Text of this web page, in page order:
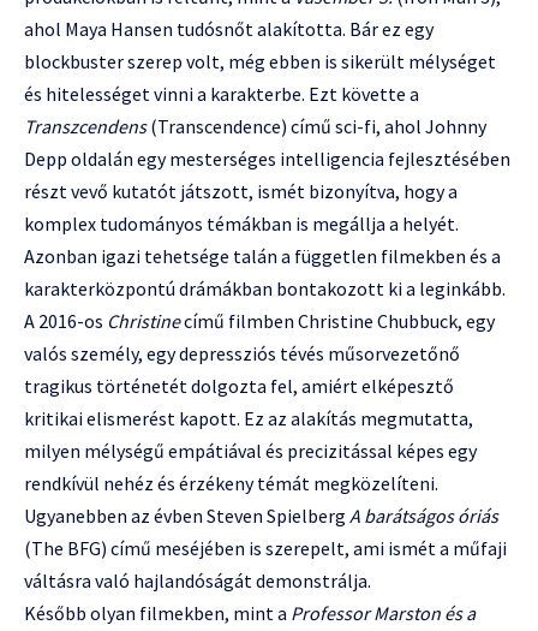
ahol Maya Hansen tudósnőt alakította. Bár ez egy
blockbuster szerep volt, még ebben is sikerült mélységet
és hitelességet vinni a karakterbe. Ezt követte a
Transzcendens(Transcendence) című sci-fi, ahol Johnny
Depp oldalán egy mesterséges intelligencia fejlesztésében
részt vevő kutatót játszott, ismét bizonyítva, hogy a
komplex tudományos témákban is megállja a helyét.
Azonban igazi tehetsége talán a független filmekben és a
karakterközpontú drámákban bontakozott ki a leginkább.
A 2016-os Christinecímű filmben Christine Chubbuck, egy
valós személy, egy depressziós tévés műsorvezetőnő
tragikus történetét dolgozta fel, amiért elképesztő
kritikai elismerést kapott. Ez az alakítás megmutatta,
milyen mélységű empátiával és precizitással képes egy
rendkívül nehéz és érzékeny témát megközelíteni.
Ugyanebben az évben Steven Spielberg A barátságos óriás
(The BFG) című meséjében is szerepelt, ami ismét a műfaji
váltásra való hajlandóságát demonstrálja.
Később olyan filmekben, mint a Professor Marston és a